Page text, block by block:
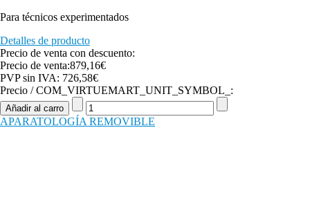
Para técnicos experimentados
Detalles de producto
Precio de venta con descuento:
Precio de venta:879,16€
PVP sin IVA: 726,58€
Precio / COM_VIRTUEMART_UNIT_SYMBOL_:
APARATOLOGÍA REMOVIBLE